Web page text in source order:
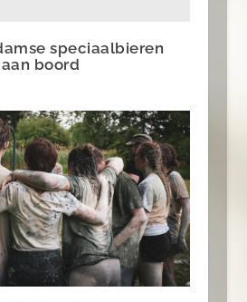
speciaalbieren
boord